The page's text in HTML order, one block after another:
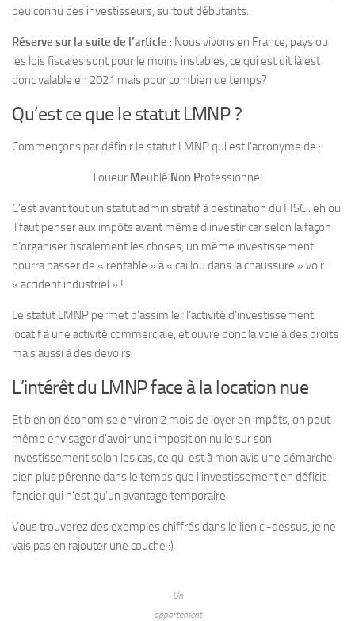
peu connu des investisseurs, surtout débutants.
Réserve sur la suite de l’article : Nous vivons en France, pays ou
les lois fiscales sont pour le moins instables, ce qui est dit là est
donc valable en 2021 mais pour combien de temps?
Qu’est ce que le statut LMNP ?
Commençons par définir le statut LMNP qui est l’acronyme de :
Loueur Meublé Non Professionnel
C’est avant tout un statut administratif à destination du FISC : eh oui
il faut penser aux impôts avant même d’investir car selon la façon
d’organiser fiscalement les choses, un même investissement
pourra passer de « rentable » à « caillou dans la chaussure » voir
« accident industriel » !
Le statut LMNP permet d’assimiler l’activité d’investissement
locatif à une activité commerciale, et ouvre donc la voie à des droits
mais aussi à des devoirs.
L’intérêt du LMNP face à la location nue
Et bien on économise environ 2 mois de loyer en impôts, on peut
même envisager d’avoir une imposition nulle sur son
investissement selon les cas, ce qui est à mon avis une démarche
bien plus pérenne dans le temps que l’investissement en déficit
foncier qui n’est qu’un avantage temporaire.
Vous trouverez des exemples chiffrés dans le lien ci-dessus, je ne
vais pas en rajouter une couche :)
Un
appartement